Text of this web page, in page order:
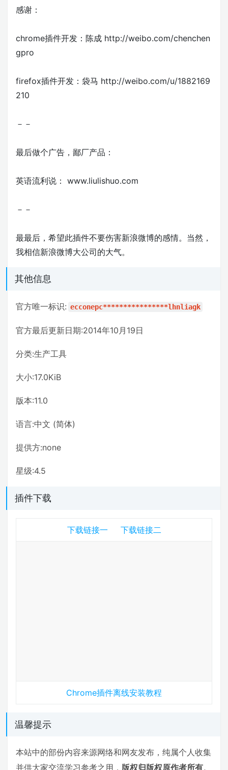
感谢：
chrome插件开发：陈成 http://weibo.com/chenchen
gpro
firefox插件开发：袋马 http://weibo.com/u/1882169
210
－－
最后做个广告，鄙厂产品：
英语流利说： www.liulishuo.com
－－
最最后，希望此插件不要伤害新浪微博的感情。当然，
我相信新浪微博大公司的大气。
其他信息
官方唯一标识: ecconepc****************lhnliagk
官方最后更新日期:2014年10月19日
分类:生产工具
大小:17.0KiB
版本:11.0
语言:中文 (简体)
提供方:none
星级:4.5
插件下载
下载链接一 下载链接二
Chrome插件离线安装教程
温馨提示
本站中的部份内容来源网络和网友发布，纯属个人收集
并供大家交流学习参考之用， 版权归版权原作者所有。